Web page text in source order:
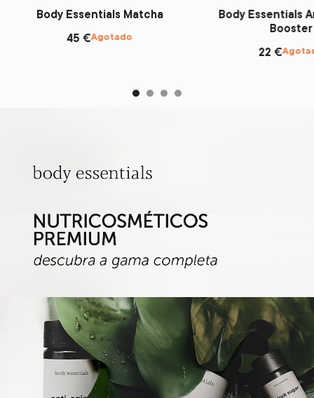
Body Essentials Matcha
45 €Agotado
Body Essentials
Booster
22 €